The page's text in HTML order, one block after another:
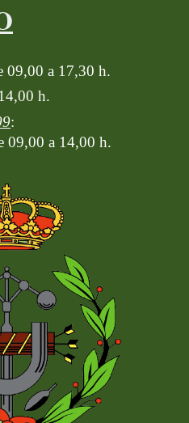
09,00 a 17,30 h.
h.
:
09,00 a 14,00 h.